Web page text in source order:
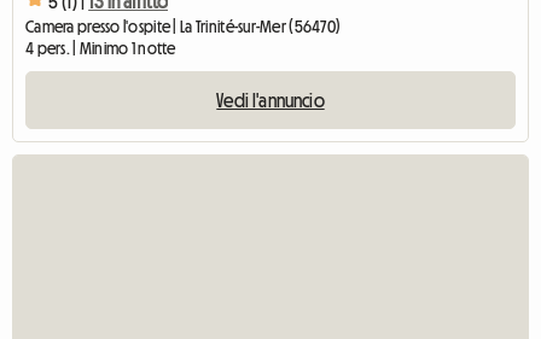
Camera presso l'ospite | La Trinité-sur-Mer (56470)
4 pers. | Minimo 1 notte
Vedi l'annuncio